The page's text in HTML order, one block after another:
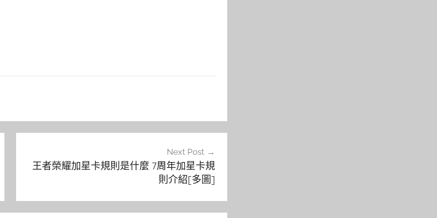
Next Post
王者榮耀加星卡規則是什麼 7周年加星卡規
則介紹[多圖]